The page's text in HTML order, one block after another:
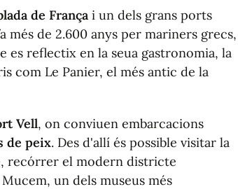
de França i un dels grans ports
de 2.600 anys per mariners grecs,
es reflectix en la seua gastronomia, la
com Le Panier, el més antic de la
Vell, on conviuen embarcacions
de peix. Des d'allí és possible visitar la
, recórrer el modern districte
un dels museus més